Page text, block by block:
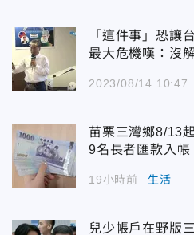
「這件事」恐讓
最大危機嘆：沒
2023/08/14 10:47
苗栗三灣鄉8/13
9名長者匯款入帳
19小時前 生活
兒少帳戶在野版